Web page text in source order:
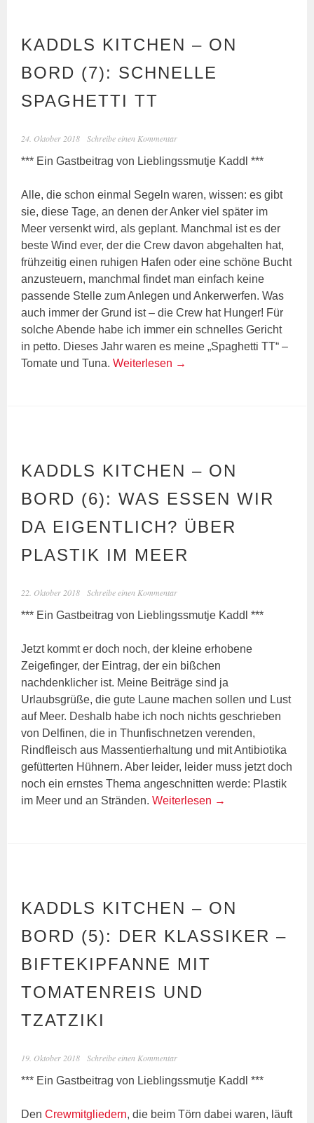
KADDLS KITCHEN – ON
BORD (7): SCHNELLE
SPAGHETTI TT
24. Oktober 2018 Schreibe einen Kommentar
*** Ein Gastbeitrag von Lieblingssmutje Kaddl ***
Alle, die schon einmal Segeln waren, wissen: es gibt
sie, diese Tage, an denen der Anker viel später im
Meer versenkt wird, als geplant. Manchmal ist es der
beste Wind ever, der die Crew davon abgehalten hat,
frühzeitig einen ruhigen Hafen oder eine schöne Bucht
anzusteuern, manchmal findet man einfach keine
passende Stelle zum Anlegen und Ankerwerfen. Was
auch immer der Grund ist – die Crew hat Hunger! Für
solche Abende habe ich immer ein schnelles Gericht
in petto. Dieses Jahr waren es meine „Spaghetti TT“ –
Tomate und Tuna.Weiterlesen →
KADDLS KITCHEN – ON
BORD (6): WAS ESSEN WIR
DA EIGENTLICH? ÜBER
PLASTIK IM MEER
22. Oktober 2018 Schreibe einen Kommentar
*** Ein Gastbeitrag von Lieblingssmutje Kaddl ***
Jetzt kommt er doch noch, der kleine erhobene
Zeigefinger, der Eintrag, der ein bißchen
nachdenklicher ist. Meine Beiträge sind ja
Urlaubsgrüße, die gute Laune machen sollen und Lust
auf Meer. Deshalb habe ich noch nichts geschrieben
von Delfinen, die in Thunfischnetzen verenden,
Rindfleisch aus Massentierhaltung und mit Antibiotika
gefütterten Hühnern. Aber leider, leider muss jetzt doch
noch ein ernstes Thema angeschnitten werde: Plastik
im Meer und an Stränden.Weiterlesen →
KADDLS KITCHEN – ON
BORD (5): DER KLASSIKER –
BIFTEKIPFANNE MIT
TOMATENREIS UND
TZATZIKI
19. Oktober 2018 Schreibe einen Kommentar
*** Ein Gastbeitrag von Lieblingssmutje Kaddl ***
DenCrewmitgliedern, die beim Törn dabei waren, läuft